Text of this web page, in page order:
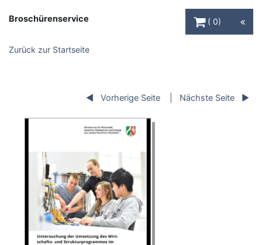
Broschürenservice
0
Zurück zur Startseite
Vorherige Seite Nächste Seite